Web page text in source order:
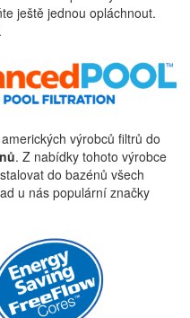
ještě jednou opláchnout.
výrobců filtrů do
. Z nabídky tohoto výrobce
do bazénů všech
u nás populární značky